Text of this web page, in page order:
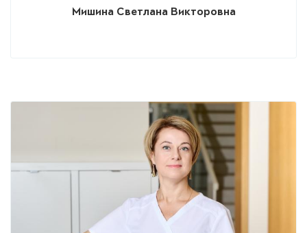
Мишина Светлана Викторовна